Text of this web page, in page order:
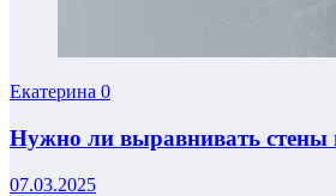
Екатерина 0
Нужно ли выравнивать стены
07.03.2025